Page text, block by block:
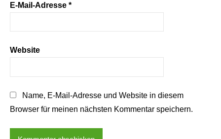
E-Mail-Adresse *
Website
Name, E-Mail-Adresse und Website in diesem
Browser für meinen nächsten Kommentar speichern.